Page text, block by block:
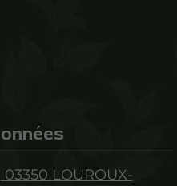
03350 LOUROUX-